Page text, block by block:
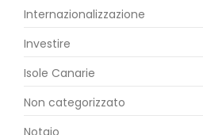
Internazionalizzazione
Investire
Isole Canarie
Non categorizzato